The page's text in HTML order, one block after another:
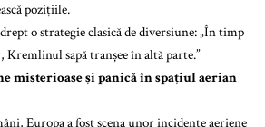
pozițiile.
o strategie clasică de diversiune: „În timp
Kremlinul sapă tranșee în altă parte.”
misterioase și panică în spațiul aerian
Europa a fost scena unor incidente aeriene